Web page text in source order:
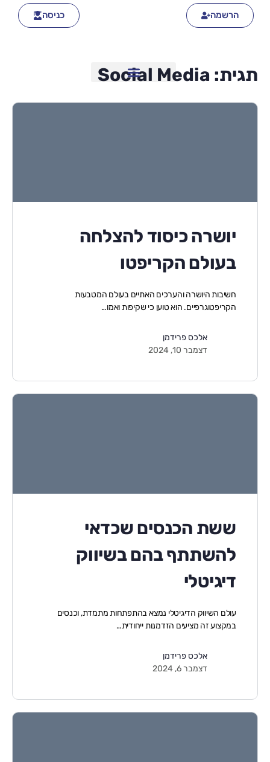
הרשמה כניסה
תגית: Social Media
יושרה כיסוד להצלחה
בעולם הקריפטו
חשיבות היושרה והערכים האתיים בעולם המטבעות
הקריפטוגרפיים. הוא טוען כי שקיפות ואמו…
אלכס פרידמן
דצמבר 10, 2024
ששת הכנסים שכדאי
להשתתף בהם בשיווק
דיגיטלי
עולם השיווק הדיגיטלי נמצא בהתפתחות מתמדת, וכנסים
במקצוע זה מציעים הזדמנות ייחודית…
אלכס פרידמן
דצמבר 6, 2024